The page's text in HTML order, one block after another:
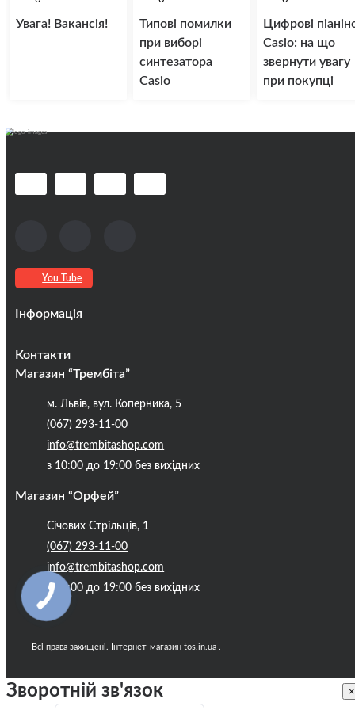
Увага! Вакансія!
Типові помилки
при виборі
синтезатора
Casio
Цифрові
Casio: на що
звернути увагу
при покупці
You Tube
Інформація
Кредити
Контакти
Публічна оферта
Бренди
Блог
Контакти
Магазин “Трембіта”
м. Львів, вул. Коперника, 5
(067) 293-11-00
info@trembitashop.com
з 10:00 до 19:00 без вихідних
Магазин “Орфей”
Січових Стрільців, 1
(067) 293-11-00
info@trembitashop.com
з 10:00 до 19:00 без вихідних
Всі права захищені. Інтернет-магазин tos.in.ua .
Зворотній зв'язок ×